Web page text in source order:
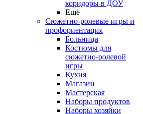
коридоры в ДОУ
Ещё
Сюжетно-ролевые игры и
профориентация
Больница
Костюмы для
сюжетно-ролевой
игры
Кухня
Магазин
Мастерская
Наборы продуктов
Наборы хозяйки